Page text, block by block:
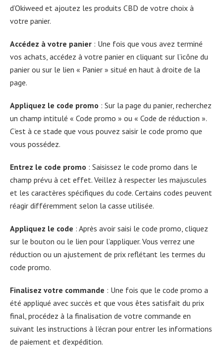
d’Okiweed et ajoutez les produits CBD de votre choix à
votre panier.
Accédez à votre panier : Une fois que vous avez terminé
vos achats, accédez à votre panier en cliquant sur l’icône du
panier ou sur le lien « Panier » situé en haut à droite de la
page.
Appliquez le code promo : Sur la page du panier, recherchez
un champ intitulé « Code promo » ou « Code de réduction ».
C’est à ce stade que vous pouvez saisir le code promo que
vous possédez.
Entrez le code promo : Saisissez le code promo dans le
champ prévu à cet effet. Veillez à respecter les majuscules
et les caractères spécifiques du code. Certains codes peuvent
réagir différemment selon la casse utilisée.
Appliquez le code : Après avoir saisi le code promo, cliquez
sur le bouton ou le lien pour l’appliquer. Vous verrez une
réduction ou un ajustement de prix reflétant les termes du
code promo.
Finalisez votre commande : Une fois que le code promo a
été appliqué avec succès et que vous êtes satisfait du prix
final, procédez à la finalisation de votre commande en
suivant les instructions à l’écran pour entrer les informations
de paiement et d’expédition.